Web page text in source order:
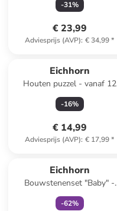
-31%
€ 23,99
Adviesprijs (AVP): € 34,99*
Eichhorn
Houten puzzel - vanaf 12
maanden
-16%
€ 14,99
Adviesprijs (AVP): € 17,99*
Eichhorn
Bouwstenenset "Baby" -
vanaf 12 maanden
-62%